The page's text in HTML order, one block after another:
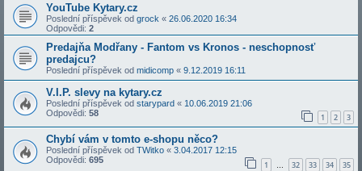
YouTube Kytary.cz
Poslední příspěvek od grock « 26.06.2020 16:34
Odpovědi: 2
Predajňa Modřany - Fantom vs Kronos - neschopnosť
predajcu?
Poslední příspěvek od midicomp « 9.12.2019 16:11
V.I.P. slevy na kytary.cz
Poslední příspěvek od starypard « 10.06.2019 21:06
Odpovědi: 58 1 2 3
Chybí vám v tomto e-shopu něco?
Poslední příspěvek od TWitko « 3.04.2017 12:15
Odpovědi: 695 1 … 32 33 34 35